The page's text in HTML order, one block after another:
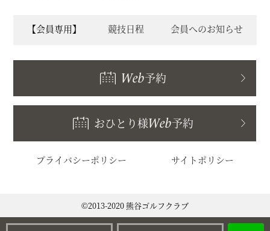
【会員専用】 競技日程 会員へのお知らせ
Web予約
おひとり様Web予約
プライバシーポリシー サイトポリシー
©2013-2020 熊谷ゴルフクラブ